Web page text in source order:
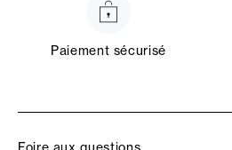
Paiement sécurisé